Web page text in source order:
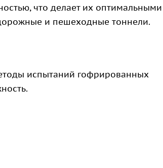
что делает их оптимальными
и пешеходные тоннели.
испытаний гофрированных